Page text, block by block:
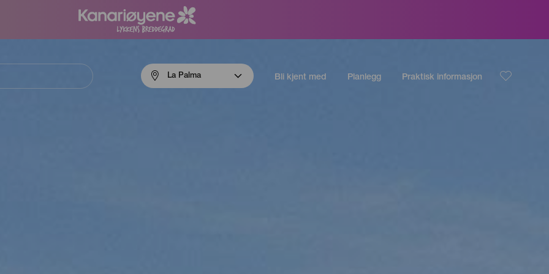
navigation
La Palma Bli kjent med Planlegg Praktisk informasjon